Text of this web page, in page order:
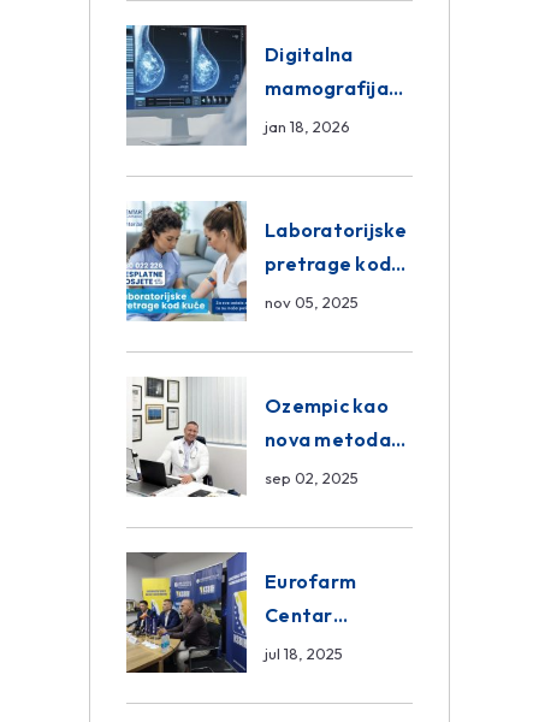
Group
Digitalna
mamografija
Sarajevo –
Centar
Poliklinika
jan 18, 2026
Laboratorijske
pretrage kod
kuće – novo u
Poliklinici
nov 05, 2025
Ozempic kao
nova metoda
mršavljenja: da
sep 02, 2025
Eurofarm
Centar
Poliklinika i
jul 18, 2025